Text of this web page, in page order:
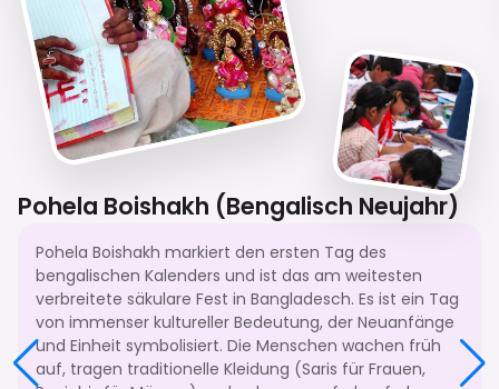
Pohela Boishakh (Bengalisch Neujahr)
Pohela Boishakh markiert den ersten Tag des
bengalischen Kalenders und ist das am weitesten
verbreitete säkulare Fest in Bangladesch. Es ist ein Tag
von immenser kultureller Bedeutung, der Neuanfänge
und Einheit symbolisiert. Die Menschen wachen früh
auf, tragen traditionelle Kleidung (Saris für Frauen,